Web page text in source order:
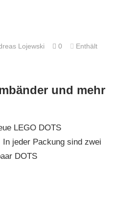
Lojewski 0
Enthält
und mehr
LEGO DOTS
jeder Packung sind zwei
DOTS